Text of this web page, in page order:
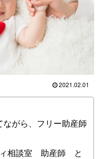
2021.02.01
がら、フリー助産師
ィ相談室 助産師 と